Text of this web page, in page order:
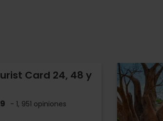
Card 24, 48 y
- 1, 951 opiniones